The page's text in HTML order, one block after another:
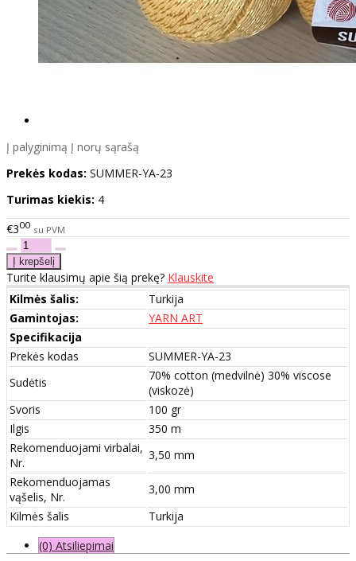
Į palyginimą Į norų sąrašą
Prekės kodas: SUMMER-YA-23
Turimas kiekis: 4
€300 su PVM
Turite klausimų apie šią prekę? Klauskite
Kilmės šalis:
Turkija
Gamintojas:
YARN ART
Specifikacija
Prekės kodas
SUMMER-YA-23
Sudėtis
70% cotton (medvilnė) 30% viscose
(viskozė)
Svoris
100 gr
Ilgis
350 m
Rekomenduojami virbalai,
Nr.
3,50 mm
Rekomenduojamas
vąšelis, Nr.
3,00 mm
Kilmės šalis
Turkija
(0) Atsiliepimai